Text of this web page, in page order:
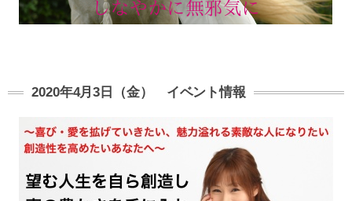
2020年4月3日（金） イベント情報